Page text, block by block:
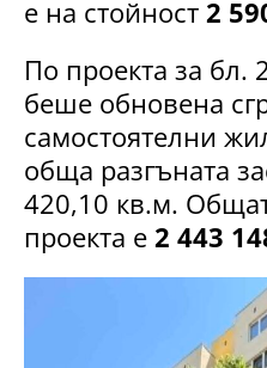
е на стойност 2
По проекта за бл.
беше обновена
самостоятелни
обща разгъната
420,10 кв.м.
проекта е 2 443